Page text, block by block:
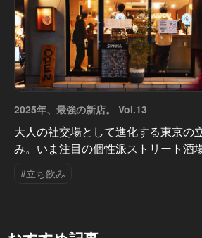
2025年、最強の新店。 Vol.13
大人の社交場として進化する東京の
み。いま注目の個性派ストリート酒
#立ち飲み